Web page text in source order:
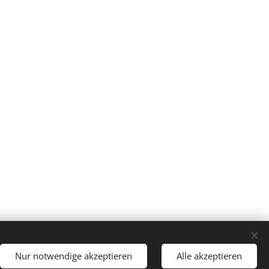
Nur notwendige akzeptieren Alle akzeptieren